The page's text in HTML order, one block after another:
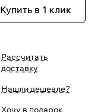
Купить в 1 клик
Рассчитать
доставку
Нашли дешевле?
Хочу в подарок